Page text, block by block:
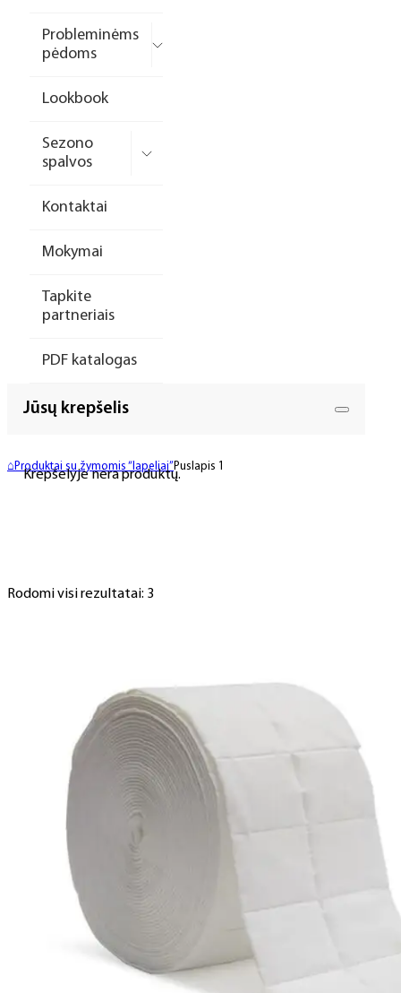
Probleminėms
pėdoms
Lookbook
Sezono
spalvos
Kontaktai
Mokymai
Tapkite
partneriais
PDF katalogas
Jūsų krepšelis
Krepšelyje nėra produktų.
⌂ Produktai su žymomis “lapeliai” Puslapis 1
Rodomi visi rezultatai: 3